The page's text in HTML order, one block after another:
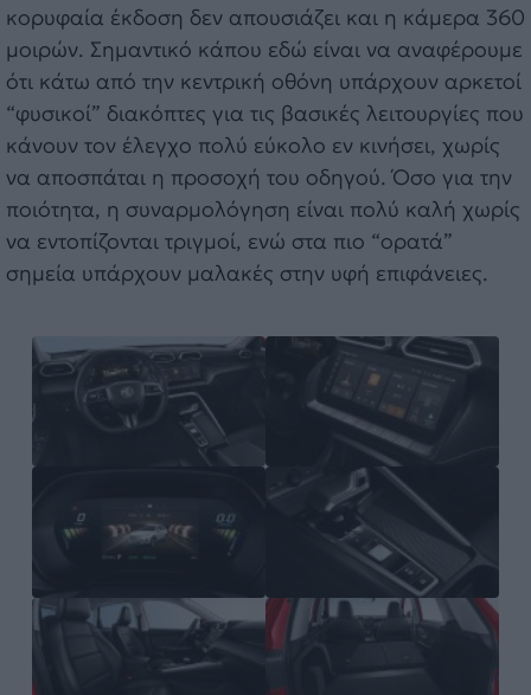
κορυφαία έκδοση δεν απουσιάζει και η κάμερα 360
μοιρών. Σημαντικό κάπου εδώ είναι να αναφέρουμε
ότι κάτω από την κεντρική οθόνη υπάρχουν αρκετοί
“φυσικοί” διακόπτες για τις βασικές λειτουργίες που
κάνουν τον έλεγχο πολύ εύκολο εν κινήσει, χωρίς
να αποσπάται η προσοχή του οδηγού. Όσο για την
ποιότητα, η συναρμολόγηση είναι πολύ καλή χωρίς
να εντοπίζονται τριγμοί, ενώ στα πιο “ορατά”
σημεία υπάρχουν μαλακές στην υφή επιφάνειες.